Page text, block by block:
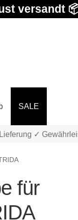
versandt
SALE
✓
für